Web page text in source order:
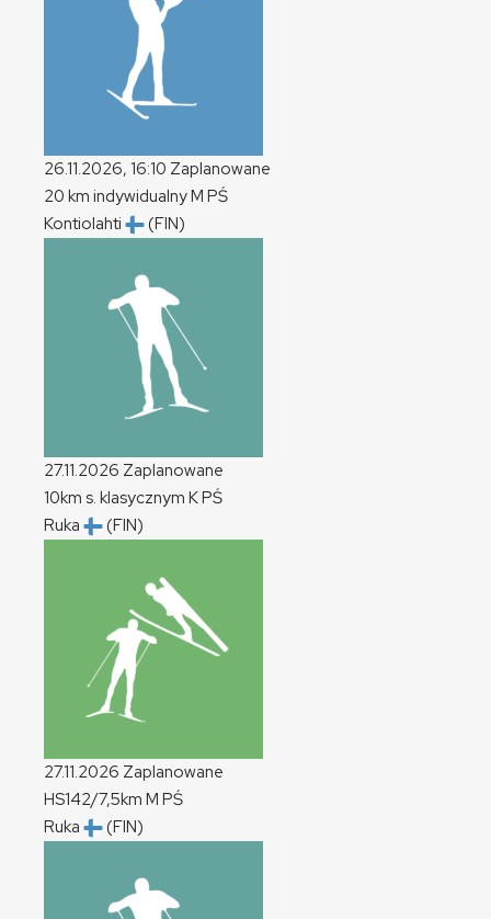
26.11.2026, 16:10 Zaplanowane
20 km indywidualnyM PŚ
Kontiolahti
(FIN)
27.11.2026 Zaplanowane
10km s. klasycznym KPŚ
Ruka
(FIN)
27.11.2026 Zaplanowane
HS142/7,5km M PŚ
Ruka
(FIN)